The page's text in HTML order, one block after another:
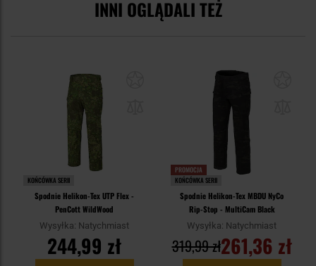
INNI OGLĄDALI TEŻ
KOŃCÓWKA SERII
Spodnie Helikon-Tex UTP Flex -
PenCott WildWood
Wysyłka: Natychmiast
244,99 zł
PROMOCJA
KOŃCÓWKA SERII
Spodnie Helikon-Tex MBDU NyCo
Rip-Stop - MultiCam Black
Wysyłka: Natychmiast
261,36 zł
319,99 zł